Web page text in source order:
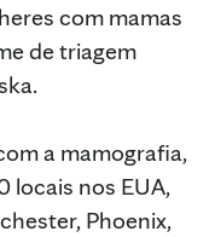
com mamas
de triagem
a mamografia,
locais nos EUA,
Phoenix,